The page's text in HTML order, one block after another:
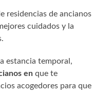
residencias de ancianos
cuidados y la
estancia temporal,
en que te
acogedores para que